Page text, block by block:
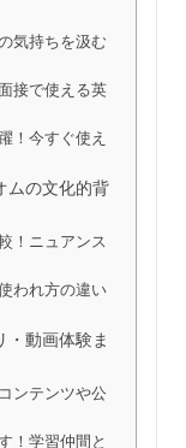
気持ちを汲む
接で使える英
！今すぐ使え
ムの文化的背
！ニュアンス
われ方の違い
・動画体験ま
ンテンツや公
！学習仲間と